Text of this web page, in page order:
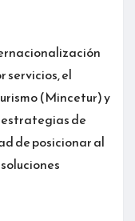
servicios, el
(Mincetur) y
de
de posicionar al